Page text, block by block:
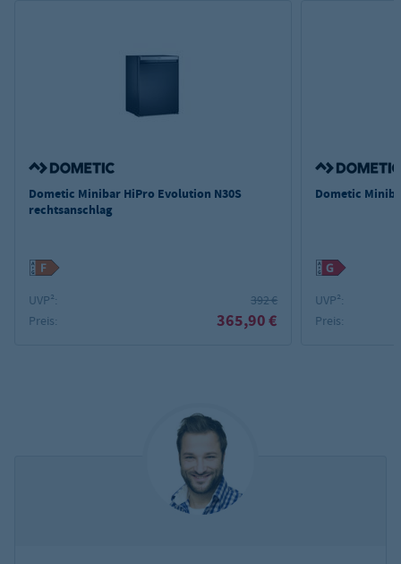
Dometic Minibar HiPro Evolution N30S
rechtsanschlag
UVP²:
392 €
Preis:
365,90 €
Dometic
UVP²:
Preis: